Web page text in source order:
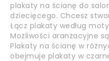
plakaty na ścianę do
dziecięcego. Chcesz
Łącz plakaty według
Możliwości aranżacyjne
Plakaty na ścianę w
obejmuje plakaty w